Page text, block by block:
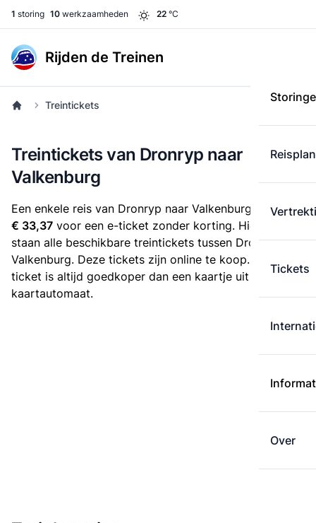
1 storing 10 werkzaamheden 22 °C
Rijden de Treinen
Tickets
Over
Treintickets
Treintickets van Dronryp naar
Valkenburg
Een enkele reis van Dronryp naar Valkenburg kost
€ 33,37 voor een e-ticket zonder korting. Hieronder
staan alle beschikbare treintickets tussen Dronryp en
Valkenburg. Deze tickets zijn online te koop. Een e-
ticket is altijd goedkoper dan een kaartje uit de
kaartautomaat.